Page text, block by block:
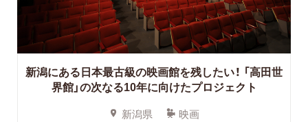
新潟にある日本最古級の映画館を残したい！ 「高田世
界館」の次なる10年に向けたプロジェクト
新潟県 映画